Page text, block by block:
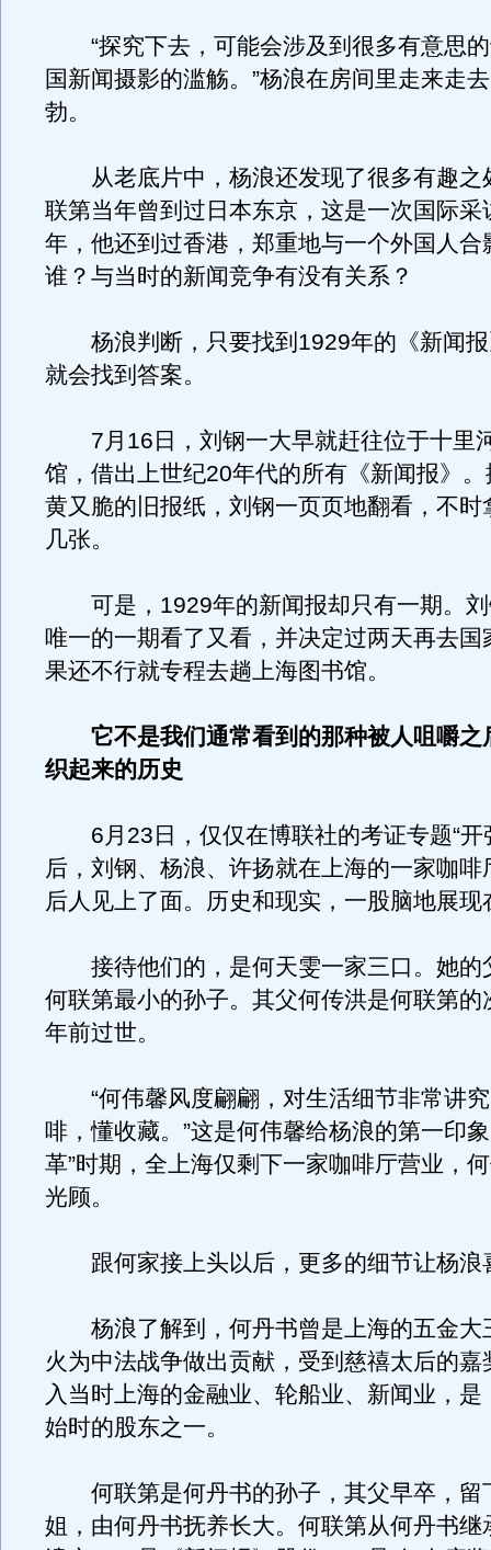
“探究下去，可能会涉及到很多有意思的
国新闻摄影的滥觞。”杨浪在房间里走来走
勃。
从老底片中，杨浪还发现了很多有趣之
联第当年曾到过日本东京，这是一次国际采
年，他还到过香港，郑重地与一个外国人合
谁？与当时的新闻竞争有没有关系？
杨浪判断，只要找到1929年的《新闻报
就会找到答案。
7月16日，刘钢一大早就赶往位于十里
馆，借出上世纪20年代的所有《新闻报》
黄又脆的旧报纸，刘钢一页页地翻看，不时
几张。
可是，1929年的新闻报却只有一期。刘
唯一的一期看了又看，并决定过两天再去国
果还不行就专程去趟上海图书馆。
它不是我们通常看到的那种被人咀嚼之
织起来的历史
6月23日，仅仅在博联社的考证专题“开
后，刘钢、杨浪、许扬就在上海的一家咖啡
后人见上了面。历史和现实，一股脑地展现
接待他们的，是何天雯一家三口。她的
何联第最小的孙子。其父何传洪是何联第的
年前过世。
“何伟馨风度翩翩，对生活细节非常讲究
啡，懂收藏。”这是何伟馨给杨浪的第一印
革”时期，全上海仅剩下一家咖啡厅营业，
光顾。
跟何家接上头以后，更多的细节让杨浪
杨浪了解到，何丹书曾是上海的五金大
火为中法战争做出贡献，受到慈禧太后的嘉
入当时上海的金融业、轮船业、新闻业，是
始时的股东之一。
何联第是何丹书的孙子，其父早卒，留
姐，由何丹书抚养长大。何联第从何丹书继